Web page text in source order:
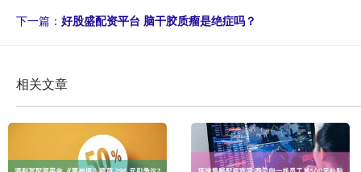
下一篇： 好股盛配资平台 脑干胶质瘤是绝症吗？
相关文章